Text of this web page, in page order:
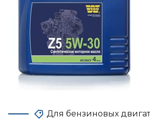
Для бензиновых